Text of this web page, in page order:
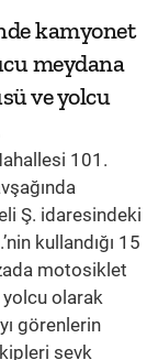
kamyonet
meydana
ve yolcu
101.
Ş. idaresindeki
kullandığı 15
motosiklet
olarak
görenlerin
sevk